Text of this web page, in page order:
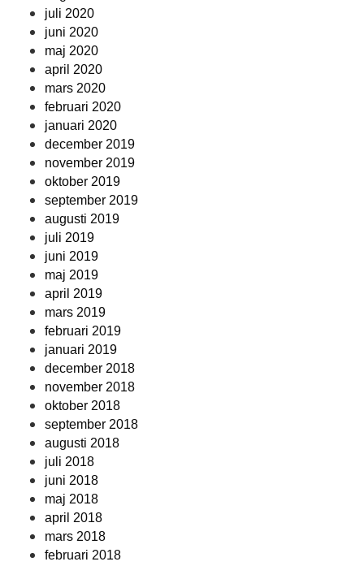
juli 2020
juni 2020
maj 2020
april 2020
mars 2020
februari 2020
januari 2020
december 2019
november 2019
oktober 2019
september 2019
augusti 2019
juli 2019
juni 2019
maj 2019
april 2019
mars 2019
februari 2019
januari 2019
december 2018
november 2018
oktober 2018
september 2018
augusti 2018
juli 2018
juni 2018
maj 2018
april 2018
mars 2018
februari 2018